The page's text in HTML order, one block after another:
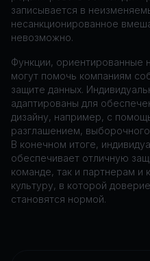
записывается в
несанкционированное
невозможно.
Функции, ориентированные
могут помочь компаниям
защите данных.
адаптированы для
дизайну, например, с
разглашением,
В конечном итоге,
обеспечивает отличную
команде, так и партнерам и
культуру, в которой
становятся нормой.